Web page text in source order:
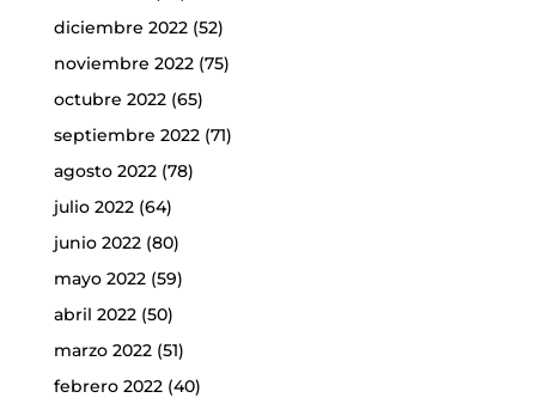
diciembre 2022(52)
noviembre 2022(75)
octubre 2022(65)
septiembre 2022(71)
agosto 2022(78)
julio 2022(64)
junio 2022(80)
mayo 2022(59)
abril 2022(50)
marzo 2022(51)
febrero 2022(40)